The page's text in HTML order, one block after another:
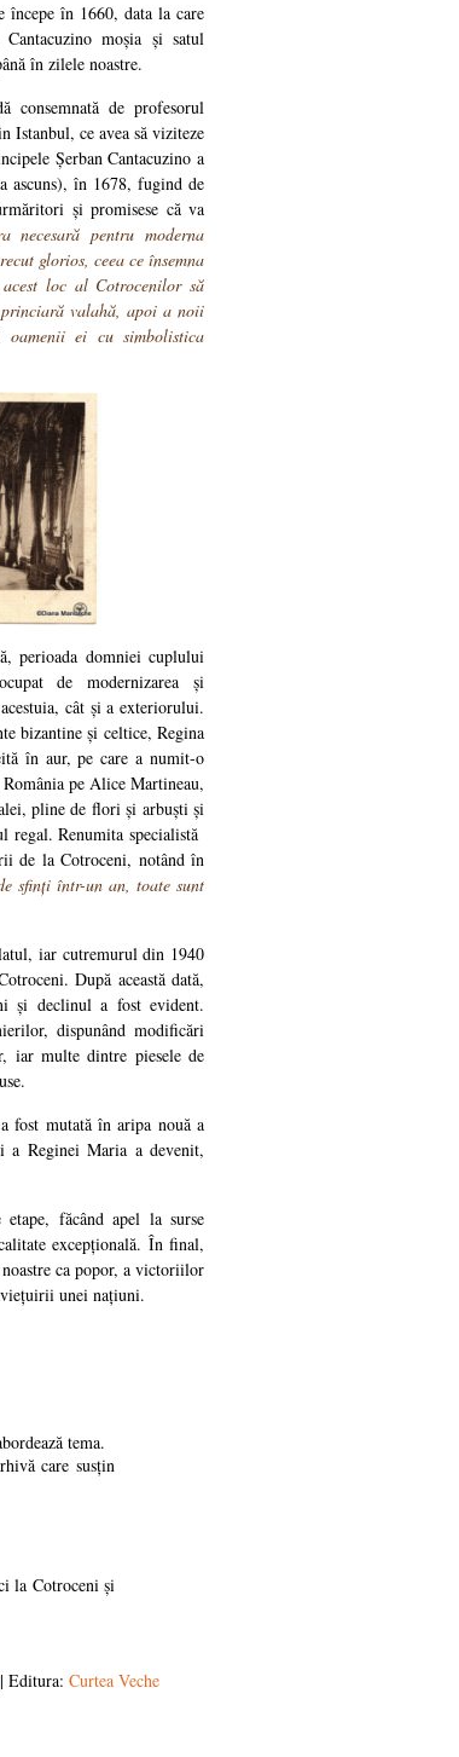
începe în 1660, data la care
moșia și satul
în zilele noastre.
consemnată de profesorul
Istanbul, ce avea să viziteze
Șerban Cantacuzino a
ascuns), în 1678, fugind de
și promisese că va
necesară pentru moderna
glorios, ceea ce însemna
loc al Cotrocenilor să
princiară valahă, apoi a noii
ei cu simbolistica
perioada domniei cuplului
de modernizarea și
cât și a exteriorului.
bizantine și celtice, Regina
în aur, pe care a numit-o
pe Alice Martineau,
pline de flori și arbuști și
regal. Renumita specialistă
de la Cotroceni, notând în
sfinți într-un an, toate sunt
iar cutremurul din 1940
După această dată,
și declinul a fost evident.
dispunând modificări
iar multe dintre piesele de
fost mutată în aripa nouă a
a Reginei Maria a devenit,
etape, făcând apel la surse
excepțională. În final,
ca popor, a victoriilor
unei națiuni.
tema.
care susțin
la Cotroceni și
| Editura: Curtea Veche